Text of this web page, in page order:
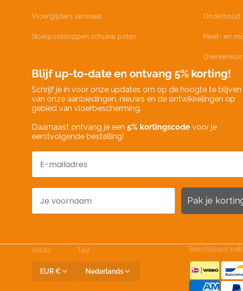
Vloerglijders laminaat
Stoelpootdoppen schuine poten
Onderhoud
Meet- en
Blijf up-to-date en ontvang 5% korting!
Schrijf je in voor onze updates om op de hoogte te blijven
van onze aanbiedingen, nieuws en de ontwikkelingen op
gebied van vloerbescherming.
Daarnaast ontvang je een 5% kortingscode voor je
eerstvolgende bestelling!
Pak je
Valuta
EUR €
Taal
Nederlands
Beschikbare